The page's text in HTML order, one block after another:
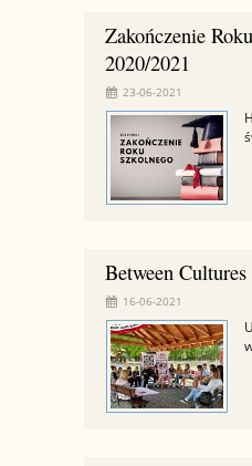
Zakończenie
2020/2021
23-06-2021
Between
16-06-2021